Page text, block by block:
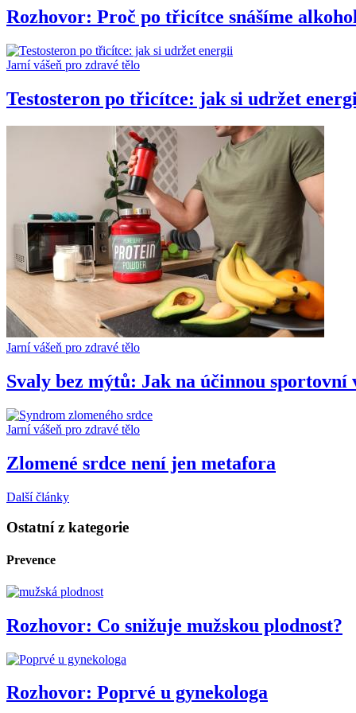
Rozhovor: Proč po třicítce snášíme
Jarní vášeň pro zdravé tělo
Testosteron po třicítce: jak si udržet
Jarní vášeň pro zdravé tělo
Svaly bez mýtů: Jak na účinnou sportovní
Jarní vášeň pro zdravé tělo
Zlomené srdce není jen metafora
Další články
Ostatní z kategorie
Prevence
Rozhovor: Co snižuje mužskou plodnost?
Rozhovor: Poprvé u gynekologa